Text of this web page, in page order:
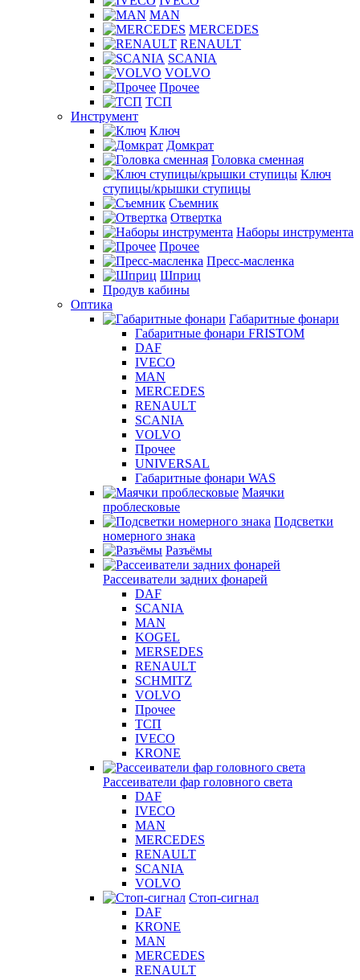
MAN
MERCEDES
RENAULT
SCANIA
VOLVO
Прочее
ТСП
Инструмент
Ключ
Домкрат
Головка сменная
Ключ
ступицы/крышки ступицы
Съемник
Отвертка
Наборы инструмента
Прочее
Пресс-масленка
Шприц
Продув кабины
Оптика
Габаритные фонари
Габаритные фонари FRISTOM
DAF
IVECO
MAN
MERCEDES
RENAULT
SCANIA
VOLVO
Прочее
UNIVERSAL
Габаритные фонари WAS
Маячки
проблесковые
Подсветки
номерного знака
Разъёмы
Рассеиватели задних фонарей
DAF
SCANIA
MAN
KOGEL
MERSEDES
RENAULT
SCHMITZ
VOLVO
Прочее
ТСП
IVECO
KRONE
Рассеиватели фар головного света
DAF
IVECO
MAN
MERCEDES
RENAULT
SCANIA
VOLVO
Стоп-сигнал
DAF
KRONE
MAN
MERCEDES
RENAULT